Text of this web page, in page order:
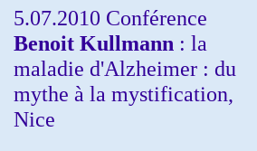
5.07.2010 Conférence
Benoit Kullmann : la
maladie d'Alzheimer : du
mythe à la mystification,
Nice